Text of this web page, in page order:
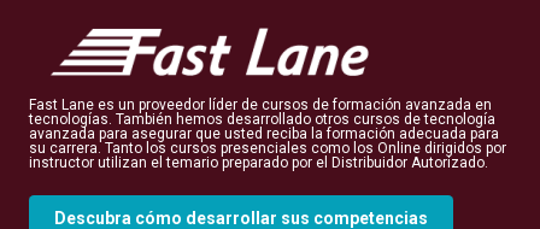
Fast Lane es un proveedor líder de cursos de formación avanzada en
tecnologías. También hemos desarrollado otros cursos de tecnología
avanzada para asegurar que usted reciba la formación adecuada para
su carrera. Tanto los cursos presenciales como los Online dirigidos por
instructor utilizan el temario preparado por el Distribuidor Autorizado.
Descubra cómo desarrollar sus competencias